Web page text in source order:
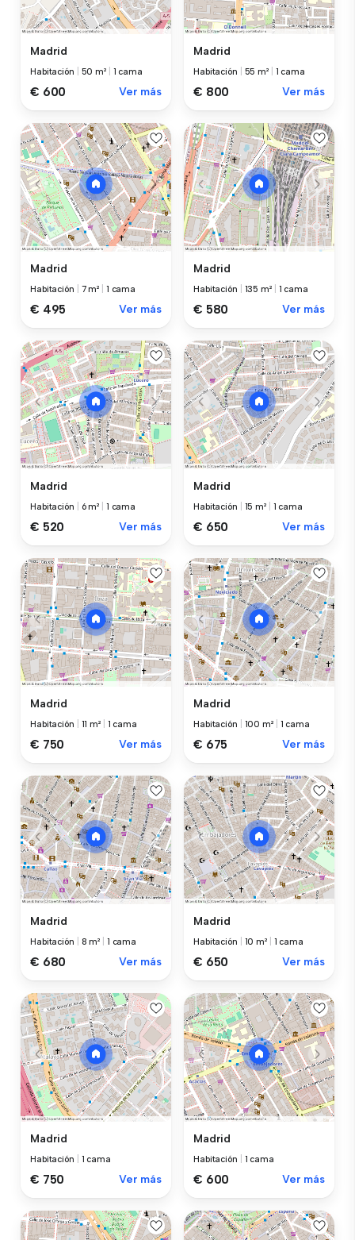
Madrid
Habitación 50 m² 1 cama
€ 600 Ver más
Madrid
Habitación 55 m² 1 cama
€ 800 Ver más
Madrid
Habitación 7 m² 1 cama
€ 495 Ver más
Madrid
Habitación 135 m² 1 cama
€ 580 Ver más
Madrid
Habitación 6 m² 1 cama
€ 520 Ver más
Madrid
Habitación 15 m² 1 cama
€ 650 Ver más
Madrid
Habitación 11 m² 1 cama
€ 750 Ver más
Madrid
Habitación 100 m² 1 cama
€ 675 Ver más
Madrid
Habitación 8 m² 1 cama
€ 680 Ver más
Madrid
Habitación 10 m² 1 cama
€ 650 Ver más
Madrid
Habitación 1 cama
€ 750 Ver más
Madrid
Habitación 1 cama
€ 600 Ver más